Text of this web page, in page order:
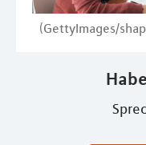
(GettyImages/